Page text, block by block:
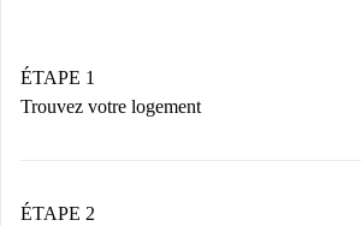
ÉTAPE 1
Trouvez votre logement
Vous disposez à l’avance de toutes les
ÉTAPE 2